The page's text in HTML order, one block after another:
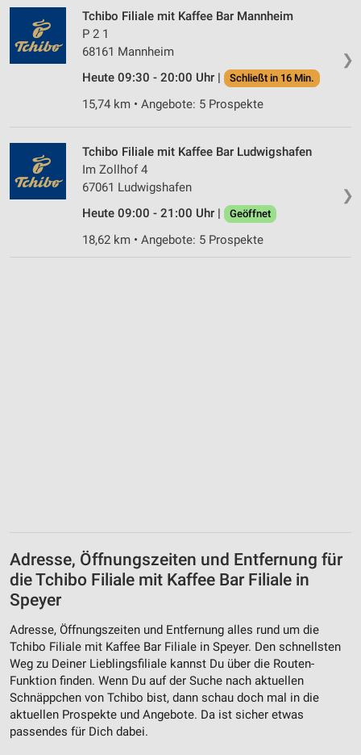
❯
Tchibo Filiale mit Kaffee Bar Mannheim
P 2 1
68161 Mannheim
Heute 09:30 - 20:00 Uhr |
Schließt in 16 Min.
15,74 km • Angebote: 5 Prospekte
❯
Tchibo Filiale mit Kaffee Bar Ludwigshafen
Im Zollhof 4
67061 Ludwigshafen
Heute 09:00 - 21:00 Uhr |
Geöffnet
18,62 km • Angebote: 5 Prospekte
Adresse, Öffnungszeiten und Entfernung für
die Tchibo Filiale mit Kaffee Bar Filiale in
Speyer
Adresse, Öffnungszeiten und Entfernung alles rund um die
Tchibo Filiale mit Kaffee Bar Filiale in Speyer. Den schnellsten
Weg zu Deiner Lieblingsfiliale kannst Du über die Routen-
Funktion finden. Wenn Du auf der Suche nach aktuellen
Schnäppchen von Tchibo bist, dann schau doch mal in die
aktuellen Prospekte und Angebote. Da ist sicher etwas
passendes für Dich dabei.